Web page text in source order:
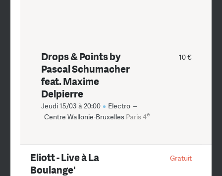
10 €
Drops & Points by
Pascal Schumacher
feat. Maxime
Delpierre
Jeudi 15/03 à 20:00 Electro –
Centre Wallonie-Bruxelles Paris 4e
Gratuit
Eliott - Live à La
Boulange'